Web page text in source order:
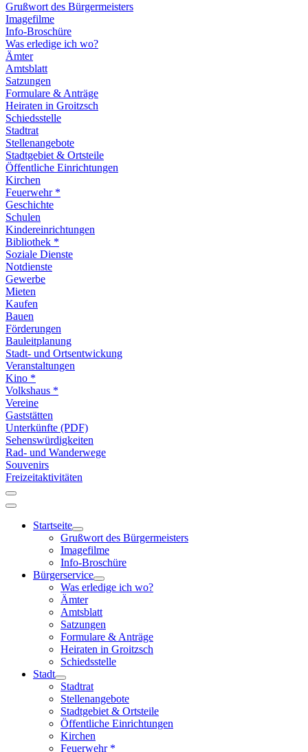
Grußwort des Bürgermeisters
Imagefilme
Info-Broschüre
Was erledige ich wo?
Ämter
Amtsblatt
Satzungen
Formulare & Anträge
Heiraten in Groitzsch
Schiedsstelle
Stadtrat
Stellenangebote
Stadtgebiet & Ortsteile
Öffentliche Einrichtungen
Kirchen
Feuerwehr *
Geschichte
Schulen
Kindereinrichtungen
Bibliothek *
Soziale Dienste
Notdienste
Gewerbe
Mieten
Kaufen
Bauen
Förderungen
Bauleitplanung
Stadt- und Ortsentwickung
Veranstaltungen
Kino *
Volkshaus *
Vereine
Gaststätten
Unterkünfte (PDF)
Sehenswürdigkeiten
Rad- und Wanderwege
Souvenirs
Freizeitaktivitäten
Startseite
Grußwort des Bürgermeisters
Imagefilme
Info-Broschüre
Bürgerservice
Was erledige ich wo?
Ämter
Amtsblatt
Satzungen
Formulare & Anträge
Heiraten in Groitzsch
Schiedsstelle
Stadt
Stadtrat
Stellenangebote
Stadtgebiet & Ortsteile
Öffentliche Einrichtungen
Kirchen
Feuerwehr *